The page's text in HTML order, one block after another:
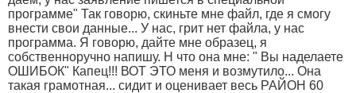
программе" Так говорю, скиньте мне файл, где я смогу
внести свои данные... У нас, грит нет файла, у нас
программа. Я говорю, дайте мне образец, я
собственноручно напишу. Н что она мне: " Вы наделаете
ОШИБОК" Капец!!! ВОТ ЭТО меня и возмутило... Она
такая грамотная... сидит и оценивает весь РАЙОН 60